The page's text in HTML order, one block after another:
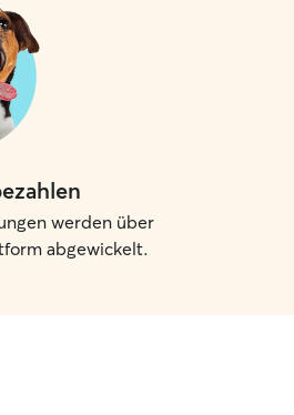
werden über
abgewickelt.